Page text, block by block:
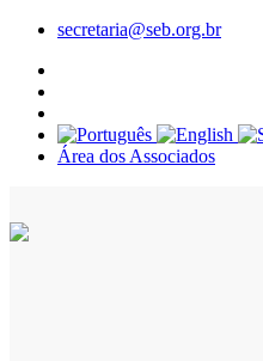
secretaria@seb.org.br
Área dos Associados